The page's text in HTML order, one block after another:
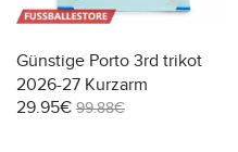
Günstige Porto 3rd trikot
2026-27 Kurzarm
29.95€ 99.88€